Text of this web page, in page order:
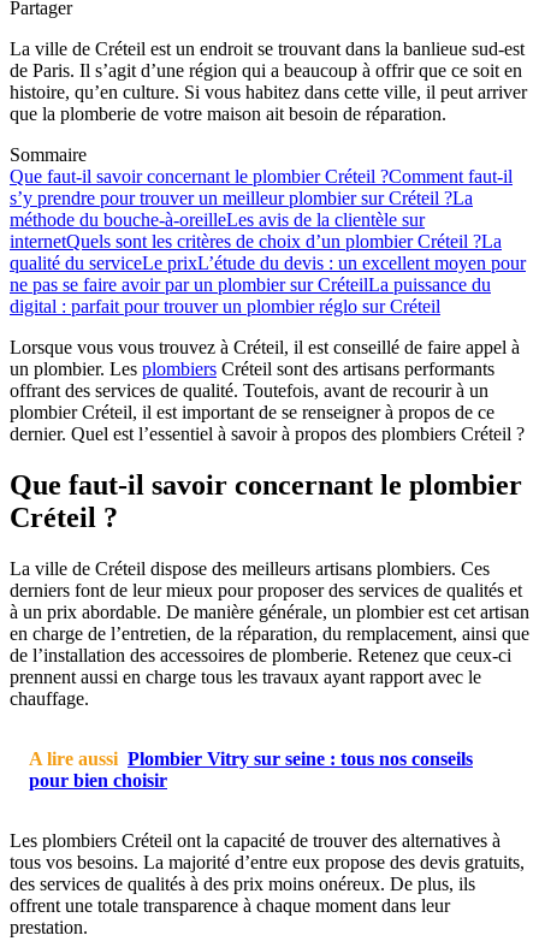
Partager
La ville de Créteil est un endroit se trouvant dans la banlieue sud-est
de Paris. Il s’agit d’une région qui a beaucoup à offrir que ce soit en
histoire, qu’en culture. Si vous habitez dans cette ville, il peut arriver
que la plomberie de votre maison ait besoin de réparation.
Sommaire
Que faut-il savoir concernant le plombier Créteil ?Comment faut-il
s’y prendre pour trouver un meilleur plombier sur Créteil ?La
méthode du bouche-à-oreilleLes avis de la clientèle sur
internetQuels sont les critères de choix d’un plombier Créteil ?La
qualité du serviceLe prixL’étude du devis : un excellent moyen pour
ne pas se faire avoir par un plombier sur CréteilLa puissance du
digital : parfait pour trouver un plombier réglo sur Créteil
Lorsque vous vous trouvez à Créteil, il est conseillé de faire appel à
un plombier. Les plombiers Créteil sont des artisans performants
offrant des services de qualité. Toutefois, avant de recourir à un
plombier Créteil, il est important de se renseigner à propos de ce
dernier. Quel est l’essentiel à savoir à propos des plombiers Créteil ?
Que faut-il savoir concernant le plombier
Créteil ?
La ville de Créteil dispose des meilleurs artisans plombiers. Ces
derniers font de leur mieux pour proposer des services de qualités et
à un prix abordable. De manière générale, un plombier est cet artisan
en charge de l’entretien, de la réparation, du remplacement, ainsi que
de l’installation des accessoires de plomberie. Retenez que ceux-ci
prennent aussi en charge tous les travaux ayant rapport avec le
chauffage.
A lire aussi Plombier Vitry sur seine : tous nos conseils
pour bien choisir
Les plombiers Créteil ont la capacité de trouver des alternatives à
tous vos besoins. La majorité d’entre eux propose des devis gratuits,
des services de qualités à des prix moins onéreux. De plus, ils
offrent une totale transparence à chaque moment dans leur
prestation.